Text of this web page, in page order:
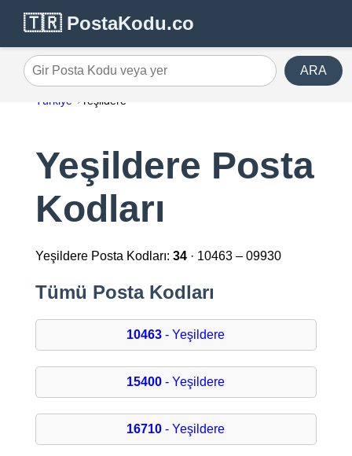
🇹🇷 PostaKodu.co
Gir Posta Kodu veya yer ARA
Türkiye Yeşildere
Yeşildere Posta
Kodları
Yeşildere Posta Kodları: 34· 10463 – 09930
Tümü Posta Kodları
10463 - Yeşildere
15400 - Yeşildere
16710 - Yeşildere